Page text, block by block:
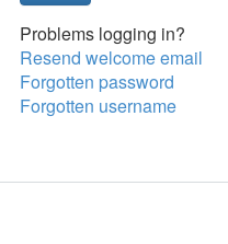
Problems logging in?
Resend welcome email
Forgotten password
Forgotten username